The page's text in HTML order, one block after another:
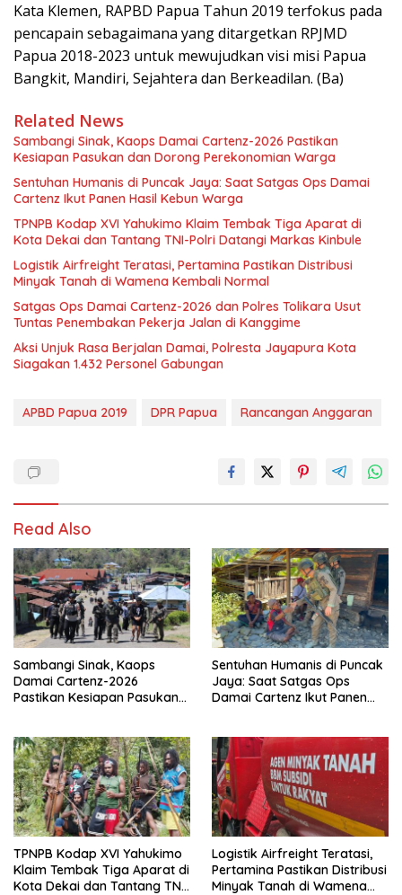
Kata Klemen, RAPBD Papua Tahun 2019 terfokus pada
pencapain sebagaimana yang ditargetkan RPJMD
Papua 2018-2023 untuk mewujudkan visi misi Papua
Bangkit, Mandiri, Sejahtera dan Berkeadilan. (Ba)
Related News
Sambangi Sinak, Kaops Damai Cartenz-2026 Pastikan
Kesiapan Pasukan dan Dorong Perekonomian Warga
Sentuhan Humanis di Puncak Jaya: Saat Satgas Ops Damai
Cartenz Ikut Panen Hasil Kebun Warga
TPNPB Kodap XVI Yahukimo Klaim Tembak Tiga Aparat di
Kota Dekai dan Tantang TNI-Polri Datangi Markas Kinbule
Logistik Airfreight Teratasi, Pertamina Pastikan Distribusi
Minyak Tanah di Wamena Kembali Normal
Satgas Ops Damai Cartenz-2026 dan Polres Tolikara Usut
Tuntas Penembakan Pekerja Jalan di Kanggime
Aksi Unjuk Rasa Berjalan Damai, Polresta Jayapura Kota
Siagakan 1.432 Personel Gabungan
APBD Papua 2019 DPR Papua Rancangan Anggaran
Read Also
Sambangi Sinak, Kaops
Damai Cartenz-2026
Pastikan Kesiapan Pasukan
Sentuhan Humanis di Puncak
Jaya: Saat Satgas Ops
Damai Cartenz Ikut Panen
TPNPB Kodap XVI Yahukimo
Klaim Tembak Tiga Aparat di
Kota Dekai dan Tantang TNI-
Logistik Airfreight Teratasi,
Pertamina Pastikan Distribusi
Minyak Tanah di Wamena